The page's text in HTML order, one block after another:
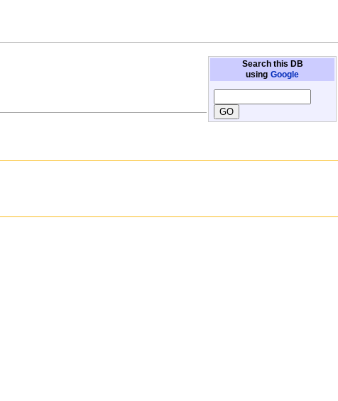
Search this DB
using Google